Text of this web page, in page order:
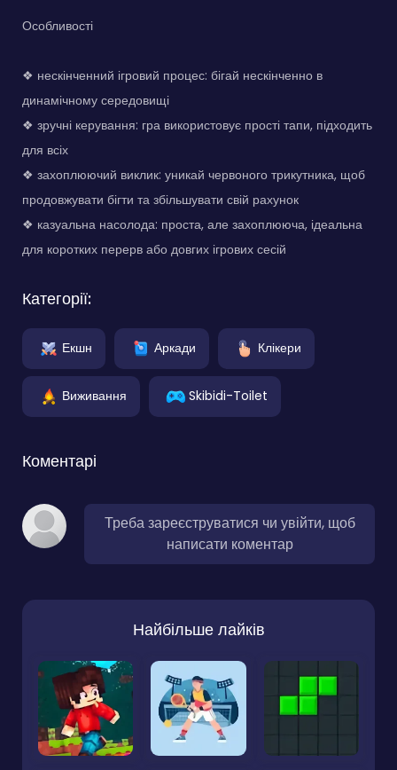
Особливості
❖ нескінченний ігровий процес: бігай нескінченно в
динамічному середовищі
❖ зручні керування: гра використовує прості тапи, підходить
для всіх
❖ захоплюючий виклик: уникай червоного трикутника, щоб
продовжувати бігти та збільшувати свій рахунок
❖ казуальна насолода: проста, але захоплююча, ідеальна
для коротких перерв або довгих ігрових сесій
Категорії:
Екшн Аркади Клікери
Виживання Skibidi-Toilet
Коментарі
Треба зареєструватися чи увійти, щоб
написати коментар
Найбільше лайків